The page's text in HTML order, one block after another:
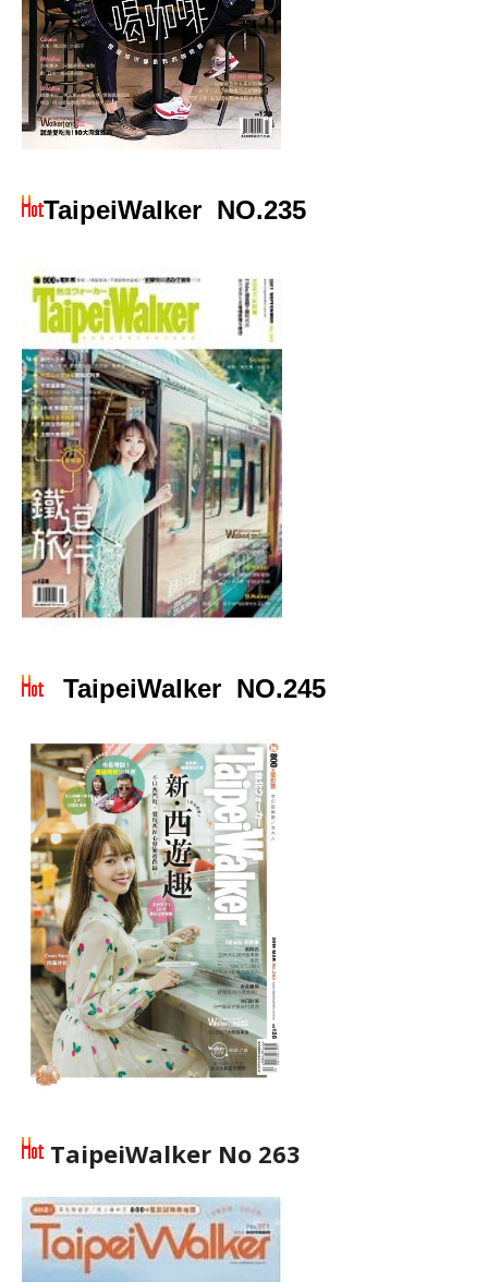
TaipeiWalker NO.235
TaipeiWalker NO.245
TaipeiWalker No 263